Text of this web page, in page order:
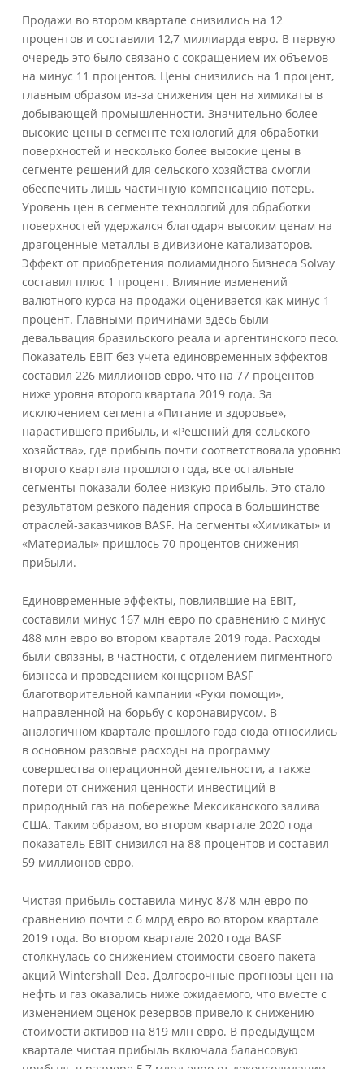
Продажи во втором квартале снизились на 12
процентов и составили 12,7 миллиарда евро. В первую
очередь это было связано с сокращением их объемов
на минус 11 процентов. Цены снизились на 1 процент,
главным образом из-за снижения цен на химикаты в
добывающей промышленности. Значительно более
высокие цены в сегменте технологий для обработки
поверхностей и несколько более высокие цены в
сегменте решений для сельского хозяйства смогли
обеспечить лишь частичную компенсацию потерь.
Уровень цен в сегменте технологий для обработки
поверхностей удержался благодаря высоким ценам на
драгоценные металлы в дивизионе катализаторов.
Эффект от приобретения полиамидного бизнеса Solvay
составил плюс 1 процент. Влияние изменений
валютного курса на продажи оценивается как минус 1
процент. Главными причинами здесь были
девальвация бразильского реала и аргентинского песо.
Показатель EBIT без учета единовременных эффектов
составил 226 миллионов евро, что на 77 процентов
ниже уровня второго квартала 2019 года. За
исключением сегмента «Питание и здоровье»,
нарастившего прибыль, и «Решений для сельского
хозяйства», где прибыль почти соответствовала уровню
второго квартала прошлого года, все остальные
сегменты показали более низкую прибыль. Это стало
результатом резкого падения спроса в большинстве
отраслей-заказчиков BASF. На сегменты «Химикаты» и
«Материалы» пришлось 70 процентов снижения
прибыли.
Единовременные эффекты, повлиявшие на EBIT,
составили минус 167 млн евро по сравнению с минус
488 млн евро во втором квартале 2019 года. Расходы
были связаны, в частности, с отделением пигментного
бизнеса и проведением концерном BASF
благотворительной кампании «Руки помощи»,
направленной на борьбу с коронавирусом. В
аналогичном квартале прошлого года сюда относились
в основном разовые расходы на программу
совершества операционной деятельности, а также
потери от снижения ценности инвестиций в
природный газ на побережье Мексиканского залива
США. Таким образом, во втором квартале 2020 года
показатель EBIT снизился на 88 процентов и составил
59 миллионов евро.
Чистая прибыль составила минус 878 млн евро по
сравнению почти с 6 млрд евро во втором квартале
2019 года. Во втором квартале 2020 года BASF
столкнулась со снижением стоимости своего пакета
акций Wintershall Dea. Долгосрочные прогнозы цен на
нефть и газ оказались ниже ожидаемого, что вместе с
изменением оценок резервов привело к снижению
стоимости активов на 819 млн евро. В предыдущем
квартале чистая прибыль включала балансовую